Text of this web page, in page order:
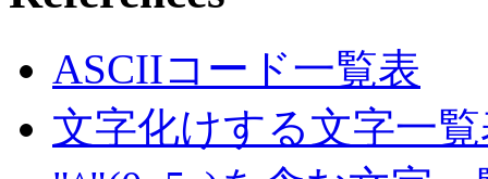
ASCIIコード一覧表
文字化けする文字一